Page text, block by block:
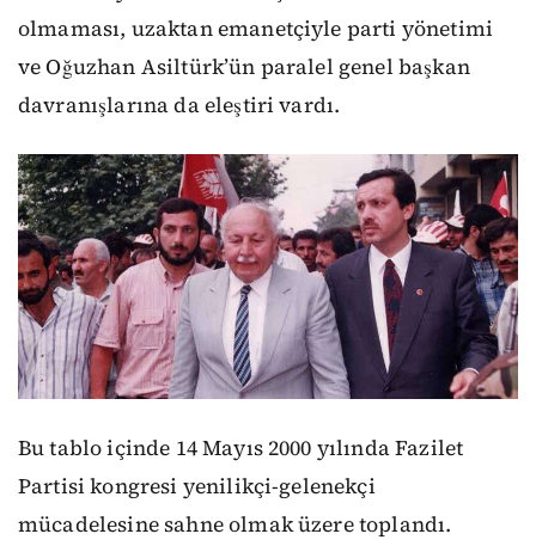
olmaması, uzaktan emanetçiyle parti yönetimi
ve Oğuzhan Asiltürk’ün paralel genel başkan
davranışlarına da eleştiri vardı.
Bu tablo içinde 14 Mayıs 2000 yılında Fazilet
Partisi kongresi yenilikçi-gelenekçi
mücadelesine sahne olmak üzere toplandı.